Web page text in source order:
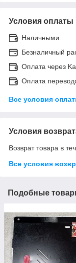
Условия оплаты
Наличными
Безналичный
Оплата через
Оплата
Все условия
Условия
Возврат товара в
Все условия
Подобные